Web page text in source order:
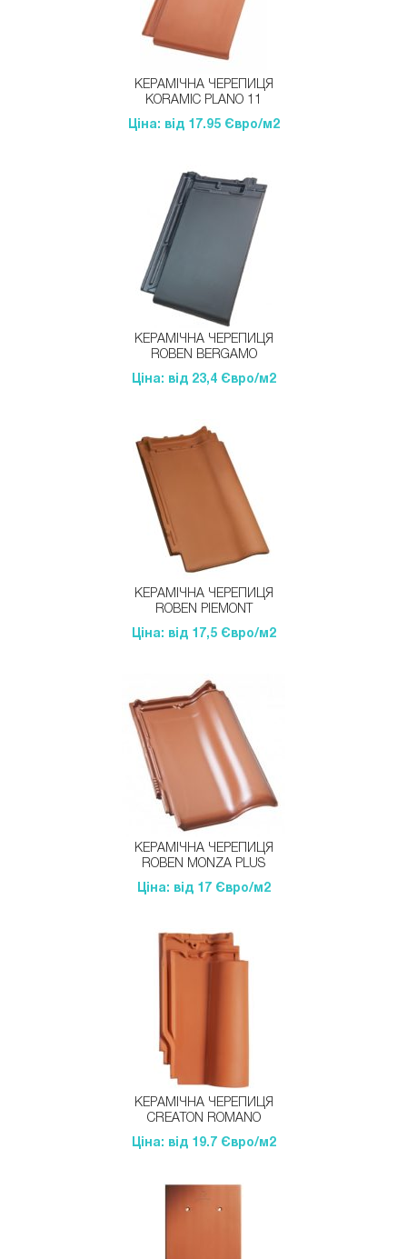
КЕРАМІЧНА ЧЕРЕПИЦЯ
KORAMIC PLANO 11
Ціна: від 17.95 Євро/м2
КЕРАМІЧНА ЧЕРЕПИЦЯ
ROBEN BERGAMO
Ціна: від 23,4 Євро/м2
КЕРАМІЧНА ЧЕРЕПИЦЯ
ROBEN PIEMONT
Ціна: від 17,5 Євро/м2
КЕРАМІЧНА ЧЕРЕПИЦЯ
ROBEN MONZA PLUS
Ціна: від 17 Євро/м2
КЕРАМІЧНА ЧЕРЕПИЦЯ
CREATON ROMANO
Ціна: від 19.7 Євро/м2